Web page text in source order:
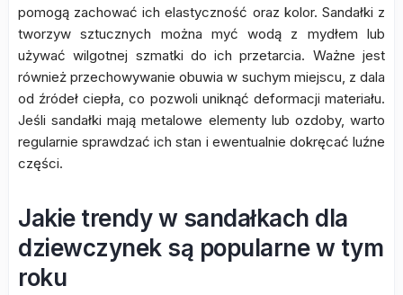
pomogą zachować ich elastyczność oraz kolor. Sandałki z
tworzyw sztucznych można myć wodą z mydłem lub
używać wilgotnej szmatki do ich przetarcia. Ważne jest
również przechowywanie obuwia w suchym miejscu, z dala
od źródeł ciepła, co pozwoli uniknąć deformacji materiału.
Jeśli sandałki mają metalowe elementy lub ozdoby, warto
regularnie sprawdzać ich stan i ewentualnie dokręcać luźne
części.
Jakie trendy w sandałkach dla
dziewczynek są popularne w tym
roku